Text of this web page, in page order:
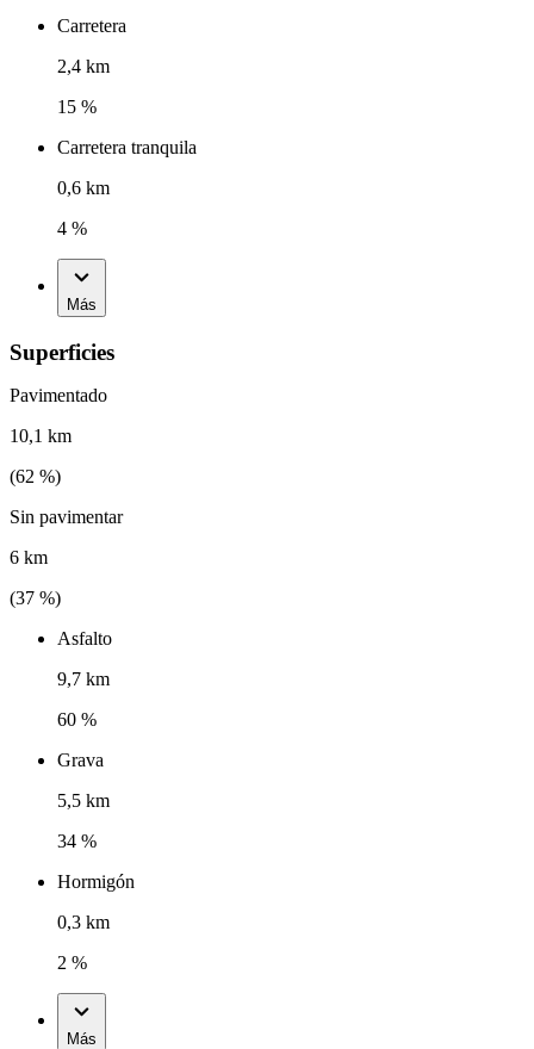
Carretera
2,4 km
15 %
Carretera tranquila
0,6 km
4 %
Más
Superficies
Pavimentado
10,1 km
(62 %)
Sin pavimentar
6 km
(37 %)
Asfalto
9,7 km
60 %
Grava
5,5 km
34 %
Hormigón
0,3 km
2 %
Más